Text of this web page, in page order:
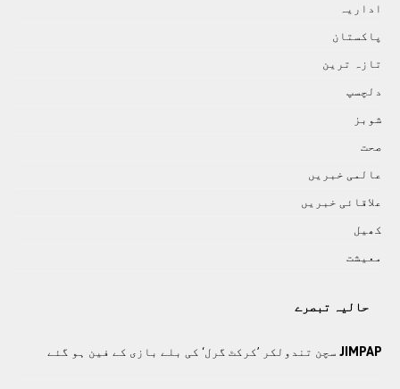
اداريہ
پاکستان
تازہ ترين
دلچسپ
شوبز
صحت
عالمی خبريں
علاقائی خبريں
کھيل
معيشت
حالیہ تبصرے
JIMPAP سچن تندولکر ’کرکٹ گرل‘ کی بلے بازی کے فین ہو گئے